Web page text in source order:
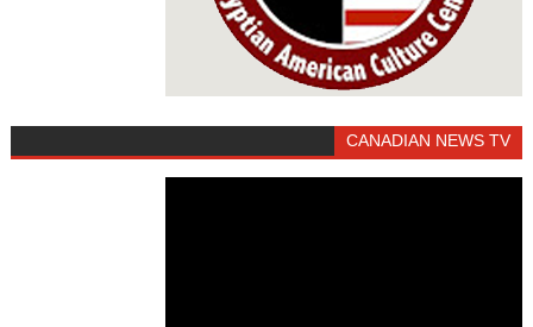
CANADIAN NEWS TV